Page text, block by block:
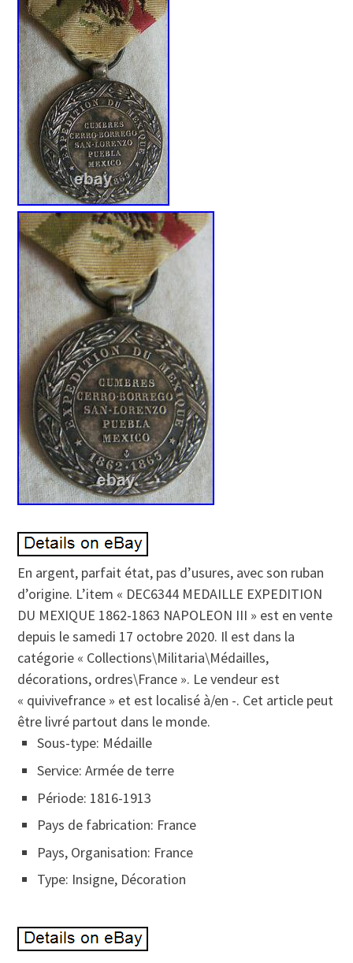
En argent, parfait état, pas d’usures, avec son ruban
d’origine. L’item « DEC6344 MEDAILLE EXPEDITION
DU MEXIQUE 1862-1863 NAPOLEON III » est en vente
depuis le samedi 17 octobre 2020. Il est dans la
catégorie « Collections\Militaria\Médailles,
décorations, ordres\France ». Le vendeur est
« quivivefrance » et est localisé à/en -. Cet article peut
être livré partout dans le monde.
Sous-type: Médaille
Service: Armée de terre
Période: 1816-1913
Pays de fabrication: France
Pays, Organisation: France
Type: Insigne, Décoration